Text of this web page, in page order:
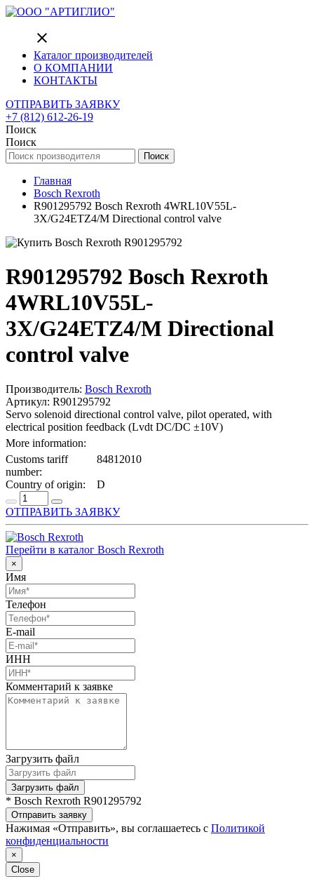
close
Каталог производителей
О КОМПАНИИ
КОНТАКТЫ
ОТПРАВИТЬ ЗАЯВКУ
+7 (812) 612-26-19
Поиск
Поиск
Поиск
Главная
Bosch Rexroth
R901295792 Bosch Rexroth 4WRL10V55L-
3X/G24ETZ4/M Directional control valve
R901295792 Bosch Rexroth
4WRL10V55L-
3X/G24ETZ4/M Directional
control valve
Производитель: Bosch Rexroth
Артикул: R901295792
Servo solenoid directional control valve, pilot operated, with
electrical position feedback (Lvdt DC/DC ±10V)
More information:
Customs tariff
number:
84812010
Country of origin: D
ОТПРАВИТЬ ЗАЯВКУ
Перейти в каталог Bosch Rexroth
×
Имя
Телефон
E-mail
ИНН
Комментарий к заявке
Загрузить файл
Загрузить файл
* Bosch Rexroth R901295792
Отправить заявку
Нажимая «Отправить», вы соглашаетесь с Политикой
конфиденциальности
×
Close